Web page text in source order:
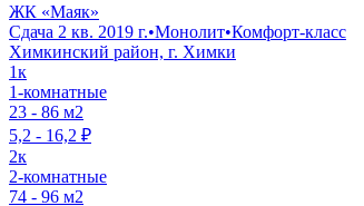
ЖК «Маяк»
Сдача 2 кв. 2019 г.•Монолит•Комфорт-класс
Химкинский район, г. Химки
1к
1-комнатные
23 - 86 м2
5,2 - 16,2 ₽
2к
2-комнатные
74 - 96 м2